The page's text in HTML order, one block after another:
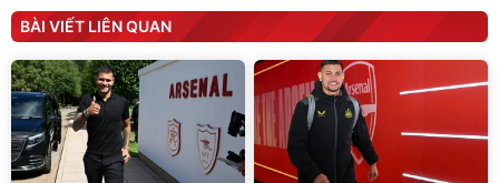
BÀI VIẾT LIÊN QUAN